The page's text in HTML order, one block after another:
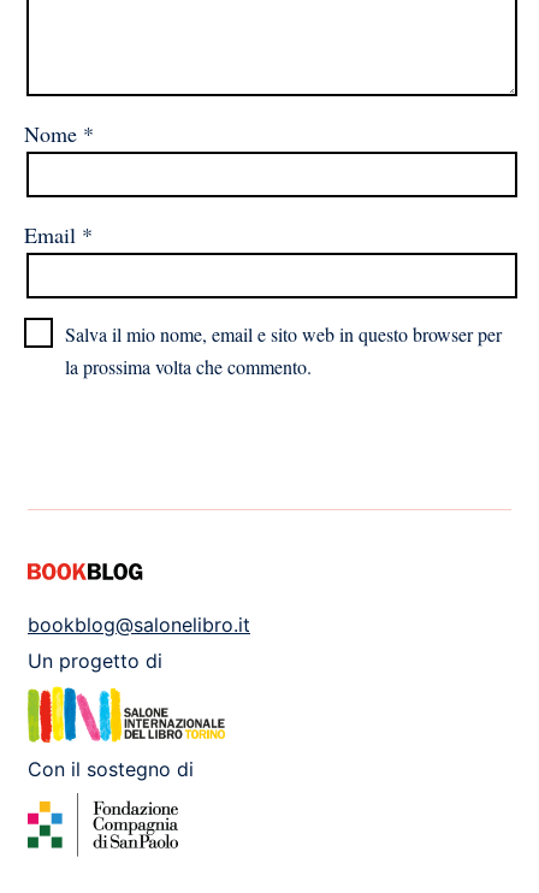
Nome *
Email *
Salva il mio nome, email e sito web in questo browser per
la prossima volta che commento.
bookblog@salonelibro.it
Un progetto di
Con il sostegno di